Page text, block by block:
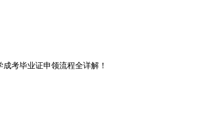
成考毕业证申领流程全详解！